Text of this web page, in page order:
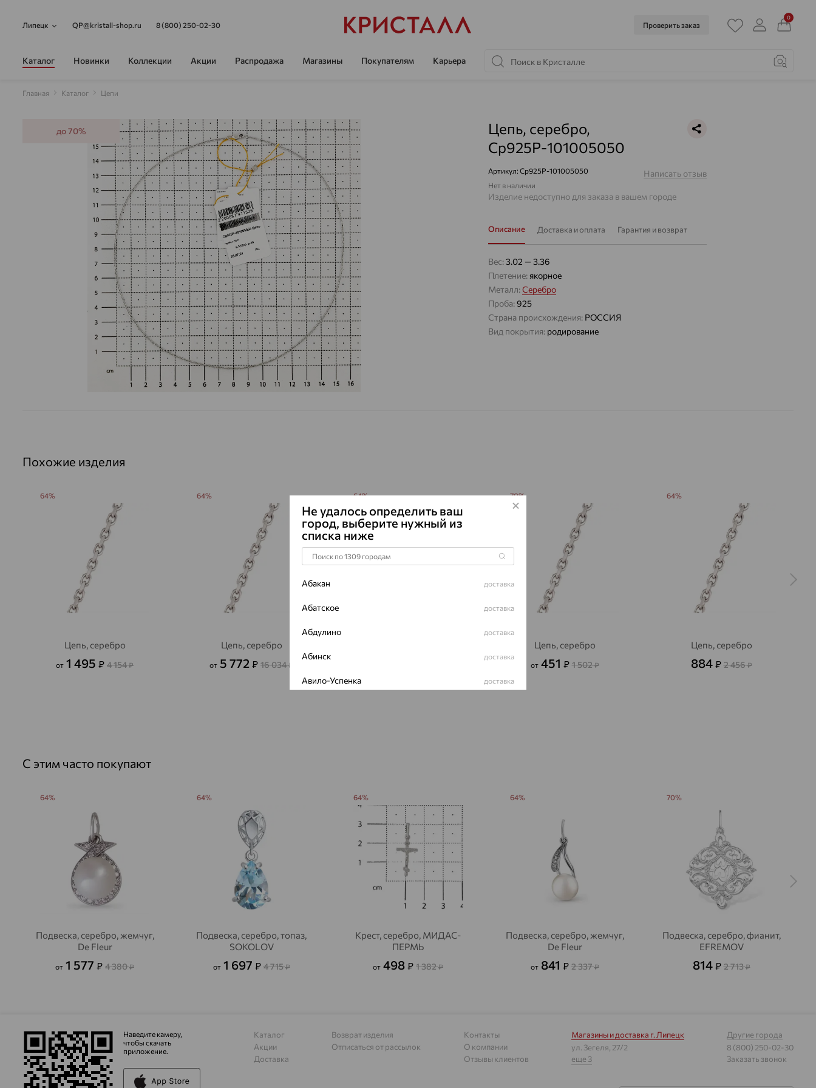
Липецк QP@kristall-shop.ru 8 (800) 250-02-30 Проверить заказ
0
Каталог Новинки Коллекции Акции Распродажа Магазины Покупателям Карьера
Главная Каталог Цепи
до 70%
Цепь, серебро,
Ср925Р-101005050
Артикул: Ср925Р-101005050 Написать отзыв
Нет в наличии
Изделие недоступно для заказа в вашем городе
Описание Доставка и оплата Гарантия и возврат
Вес:3.02 — 3.36
Плетение:якорное
Металл:Серебро
Проба:925
Страна происхождения: РОССИЯ
Вид покрытия: родирование
Похожие изделия
Цепь, серебро
от 1 495 ₽ 4 154₽
64%
Цепь, серебро
от 5 772 ₽ 16 034₽
64% 64%
Цепь, серебро
от 451 ₽ 1 502₽
70%
Цепь, серебро
884 ₽ 2 456₽
64%
С этим часто покупают
Подвеска, серебро, жемчуг,
De Fleur
от 1 577 ₽ 4 380₽
64%
Подвеска, серебро, топаз,
SOKOLOV
от 1 697 ₽ 4 715₽
64%
Крест, серебро, МИДАС-
ПЕРМЬ
от 498 ₽ 1 382₽
64%
Подвеска, серебро, жемчуг,
De Fleur
от 841 ₽ 2 337₽
64%
Подвеска, серебро, фианит,
EFREMOV
814 ₽ 2 713₽
70%
Наведите камеру,
чтобы скачать
приложение.
Каталог
Акции
Доставка
Возврат изделия
Отписаться от рассылок
Контакты
О компании
Отзывы клиентов
Магазины и доставка г. Липецк
ул. Зегеля, 27/2
еще 3
Другие города
8 (800) 250-02-30
Заказать звонок
Не удалось определить ваш
город, выберите нужный из
списка ниже
Абакан доставка
Абатское доставка
Абдулино доставка
Абинск доставка
Авило-Успенка доставка
доставка
доставка